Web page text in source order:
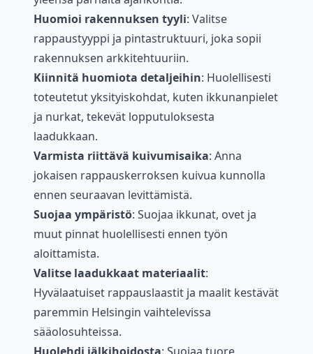
Huomioi rakennuksen tyyli: Valitse
rappaustyyppi ja pintastruktuuri, joka sopii
rakennuksen arkkitehtuuriin.
Kiinnitä huomiota detaljeihin: Huolellisesti
toteutetut yksityiskohdat, kuten ikkunanpielet
ja nurkat, tekevät lopputuloksesta
laadukkaan.
Varmista riittävä kuivumisaika: Anna
jokaisen rappauskerroksen kuivua kunnolla
ennen seuraavan levittämistä.
Suojaa ympäristö: Suojaa ikkunat, ovet ja
muut pinnat huolellisesti ennen työn
aloittamista.
Valitse laadukkaat materiaalit:
Hyvälaatuiset rappauslaastit ja maalit kestävät
paremmin Helsingin vaihtelevissa
sääolosuhteissa.